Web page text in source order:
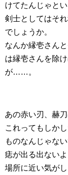
けてたんじゃと
剣士としてはそ
でしょうか。
なんか縁壱さん
は縁壱さんを除
が……。
あの赤い刃、赫
これってもしか
ものなんじゃな
痣が出る出ない
場所に近い気がし